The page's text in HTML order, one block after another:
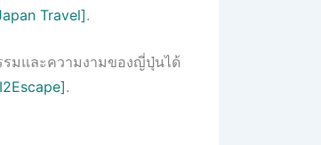
Travel].
รมและความงามของญี่ปุ่นได้
.